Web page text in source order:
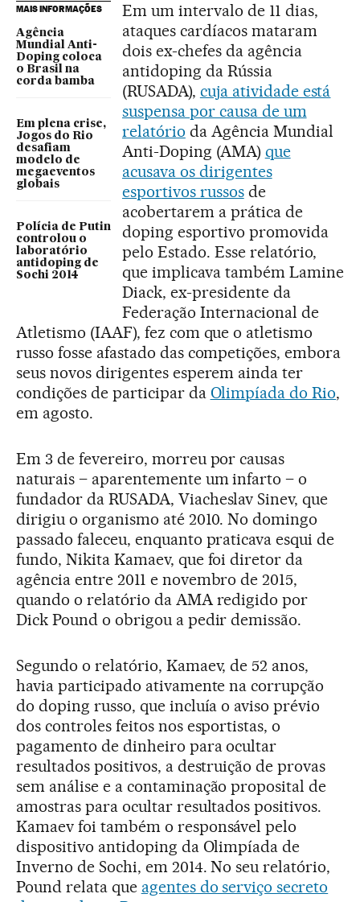
MAIS INFORMAÇÕES
Agência
Mundial Anti-
Doping coloca
o Brasil na
corda bamba
Em plena crise,
Jogos do Rio
desafiam
modelo de
megaeventos
globais
Polícia de Putin
controlou o
laboratório
antidoping de
Sochi 2014
Em um intervalo de 11 dias,
ataques cardíacos mataram
dois ex-chefes da agência
antidoping da Rússia
(RUSADA), cuja atividade está
suspensa por causa de um
relatório da Agência Mundial
Anti-Doping (AMA) que
acusava os dirigentes
esportivos russosde
acobertarem a prática de
doping esportivo promovida
pelo Estado. Esse relatório,
que implicava também Lamine
Diack, ex-presidente da
Federação Internacional de
Atletismo (IAAF), fez com que o atletismo
russo fosse afastado das competições, embora
seus novos dirigentes esperem ainda ter
condições de participar da Olimpíada do Rio,
em agosto.
Em 3 de fevereiro, morreu por causas
naturais – aparentemente um infarto – o
fundador da RUSADA, Viacheslav Sinev, que
dirigiu o organismo até 2010. No domingo
passado faleceu, enquanto praticava esqui de
fundo, Nikita Kamaev, que foi diretor da
agência entre 2011 e novembro de 2015,
quando o relatório da AMA redigido por
Dick Pound o obrigou a pedir demissão.
Segundo o relatório, Kamaev, de 52 anos,
havia participado ativamente na corrupção
do doping russo, que incluía o aviso prévio
dos controles feitos nos esportistas, o
pagamento de dinheiro para ocultar
resultados positivos, a destruição de provas
sem análise e a contaminação proposital de
amostras para ocultar resultados positivos.
Kamaev foi também o responsável pelo
dispositivo antidoping da Olimpíada de
Inverno de Sochi, em 2014. No seu relatório,
Pound relata que agentes do serviço secreto